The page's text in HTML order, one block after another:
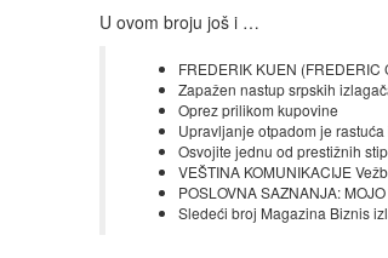
U ovom broju još i …
FREDERIK KUEN
Zapažen nastup srpskih
Oprez prilikom kupovine
Upravljanje otpadom je
Osvojite jednu od prestižnih
VEŠTINA KOMUNIKACIJE
POSLOVNA SAZNANJA:
Sledeći broj Magazina Biznis